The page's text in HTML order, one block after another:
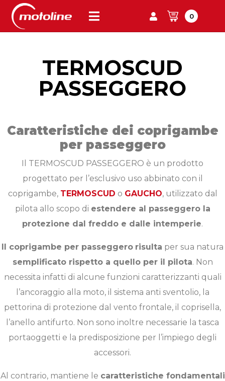
0
TERMOSCUD
PASSEGGERO
Caratteristiche dei coprigambe
per passeggero
Il TERMOSCUD PASSEGGERO è un prodotto
progettato per l’esclusivo uso abbinato con il
coprigambe, TERMOSCUD o GAUCHO, utilizzato dal
pilota allo scopo di estendere al passeggero la
protezione dal freddo e dalle intemperie.
Il coprigambe per passeggero risulta per sua natura
semplificato rispetto a quello per il pilota. Non
necessita infatti di alcune funzioni caratterizzanti quali
l’ancoraggio alla moto, il sistema anti sventolio, la
pettorina di protezione dal vento frontale, il coprisella,
l’anello antifurto. Non sono inoltre necessarie la tasca
portaoggetti e la predisposizione per l’impiego degli
accessori.
Al contrario, mantiene le caratteristiche fondamentali